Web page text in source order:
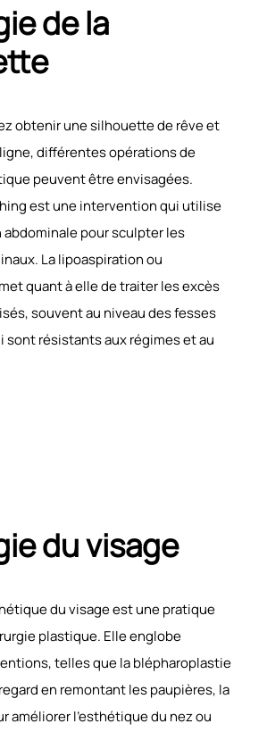
de la
obtenir une silhouette de rêve et
différentes opérations de
peuvent être envisagées.
est une intervention qui utilise
pour sculpter les
La lipoaspiration ou
quant à elle de traiter les excès
souvent au niveau des fesses
sont résistants aux régimes et au
du visage
du visage est une pratique
plastique. Elle englobe
telles que la blépharoplastie
en remontant les paupières, la
améliorer l’esthétique du nez ou